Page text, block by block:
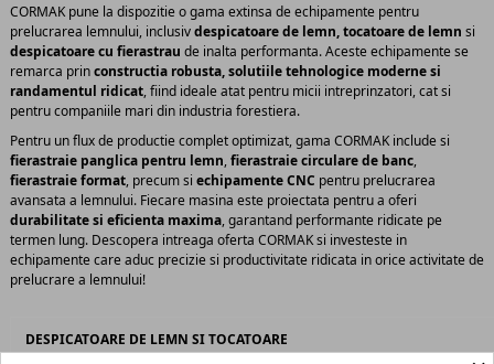
CORMAK pune la dispozitie o gama extinsa de echipamente pentru
prelucrarea lemnului, inclusivdespicatoare de lemn, tocatoare de lemn si
despicatoare cu fierastrau de inalta performanta. Aceste echipamente se
remarca princonstructia robusta, solutiile tehnologice moderne si
randamentul ridicat, fiind ideale atat pentru micii intreprinzatori, cat si
pentru companiile mari din industria forestiera.
Pentru un flux de productie complet optimizat, gama CORMAK include si
fierastraie panglica pentru lemn,fierastraie circulare de banc,
fierastraie format, precum si echipamente CNC pentru prelucrarea
avansata a lemnului. Fiecare masina este proiectata pentru a oferi
durabilitate si eficienta maxima, garantand performante ridicate pe
termen lung. Descopera intreaga oferta CORMAK si investeste in
echipamente care aduc precizie si productivitate ridicata in orice activitate de
prelucrare a lemnului!
DESPICATOARE DE LEMN SI TOCATOARE